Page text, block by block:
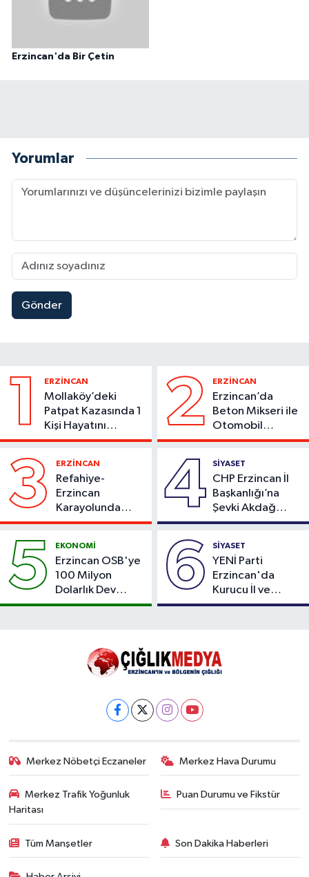
Erzincan'da Bir Çetin
Yorumlar
Gönder
1 ERZİNCAN
Mollaköy’deki
Patpat Kazasında 1
Kişi Hayatını
Kaybetti
2 ERZİNCAN
Erzincan’da
Beton Mikseri ile
Otomobil
Çarpıştı
3 ERZİNCAN
Refahiye-
Erzincan
Karayolunda
Kaza: Otomobil
2 Kişi Yaralandı
4 SİYASET
CHP Erzincan İl
Başkanlığı’na
Şevki Akdağ
Atandı!
5 EKONOMİ
Erzincan OSB'ye
100 Milyon
Dolarlık Dev
Yatırım: Bin Kişiye
6 SİYASET
YENİ Parti
Erzincan'da
Kurucu İl ve
Merkez İlçe
Merkez Nöbetçi Eczaneler Merkez Hava Durumu
Merkez Trafik Yoğunluk
Haritası
Puan Durumu ve Fikstür
Tüm Manşetler Son Dakika Haberleri